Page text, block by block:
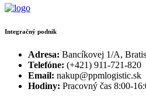
Integračný podnik
Adresa: Bancíkovej 1/A,
Telefóne: (+421) 911-721-820
Email: nakup@ppmlogistic.sk
Hodiny: Pracovný čas 8:00-